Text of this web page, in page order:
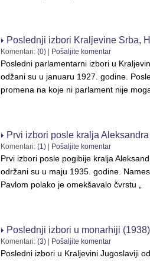
Poslednji izbori Kraljevine Srba,
Komentari: (0) Pošaljite komentar
Posledni parlamentarni izbori u
odžani su u januaru 1927. godine.
promena na koje ni parlament nije
Prvi izbori posle kralja
Komentari: (1) Pošaljite komentar
Prvi izbori posle pogibije kralja
održani su u maju 1935. godine.
Pavlom polako je omekšavalo čvrstu „
Poslednji izbori u monarhiji (1938)
Komentari: (3) Pošaljite komentar
Posledni izbori u Kraljevini Jugoslaviji